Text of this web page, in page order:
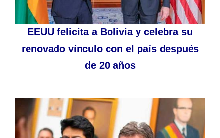
EEUU felicita a Bolivia y celebra su
renovado vínculo con el país después
de 20 años